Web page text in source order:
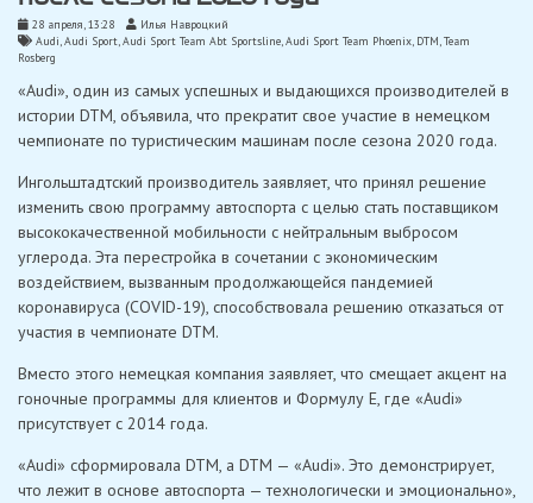
28 апреля, 13:28
Илья Навроцкий
Audi,Audi Sport,Audi Sport Team Abt Sportsline,Audi Sport Team Phoenix, DTM,Team
Rosberg
«Audi», один из самых успешных и выдающихся производителей в
истории DTM, объявила, что прекратит свое участие в немецком
чемпионате по туристическим машинам после сезона 2020 года.
Ингольштадтский производитель заявляет, что принял решение
изменить свою программу автоспорта с целью стать поставщиком
высококачественной мобильности с нейтральным выбросом
углерода. Эта перестройка в сочетании с экономическим
воздействием, вызванным продолжающейся пандемией
коронавируса (COVID-19), способствовала решению отказаться от
участия в чемпионате DTM.
Вместо этого немецкая компания заявляет, что смещает акцент на
гоночные программы для клиентов и Формулу E, где «Audi»
присутствует с 2014 года.
«Audi» сформировала DTM, а DTM — «Audi». Это демонстрирует,
что лежит в основе автоспорта — технологически и эмоционально»,